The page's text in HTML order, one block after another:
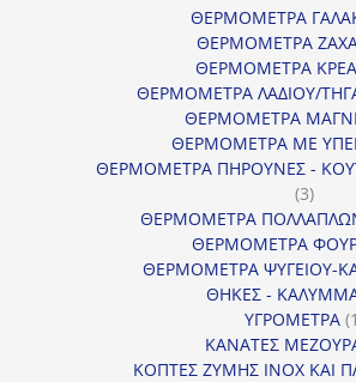
ΘΕΡΜΟΜΕΤΡΑ
ΘΕΡΜΟΜΕΤΡΑ
ΘΕΡΜΟΜΕΤΡΑ
ΘΕΡΜΟΜΕΤΡΑ ΛΑΔΙΟΥ/
ΘΕΡΜΟΜΕΤΡΑ
ΘΕΡΜΟΜΕΤΡΑ ΜΕ
ΘΕΡΜΟΜΕΤΡΑ ΠΗΡΟΥΝΕΣ -
33
ΘΕΡΜΟΜΕΤΡΑ
ΘΕΡΜΟΜΕΤΡΑ
ΘΕΡΜΟΜΕΤΡΑ ΨΥΓΕΙΟΥ-
ΘΗΚΕΣ -
ΥΓΡΟΜΕΤΡΑ 1
ΚΑΝΑΤΕΣ
ΚΟΠΤΕΣ ΖΥΜΗΣ INOX ΚΑΙ